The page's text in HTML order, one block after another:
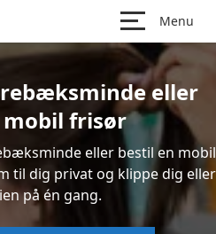
Menu
eller
frisør
eller bestil en mobil
til dig privat og klippe dig eller
på én gang.